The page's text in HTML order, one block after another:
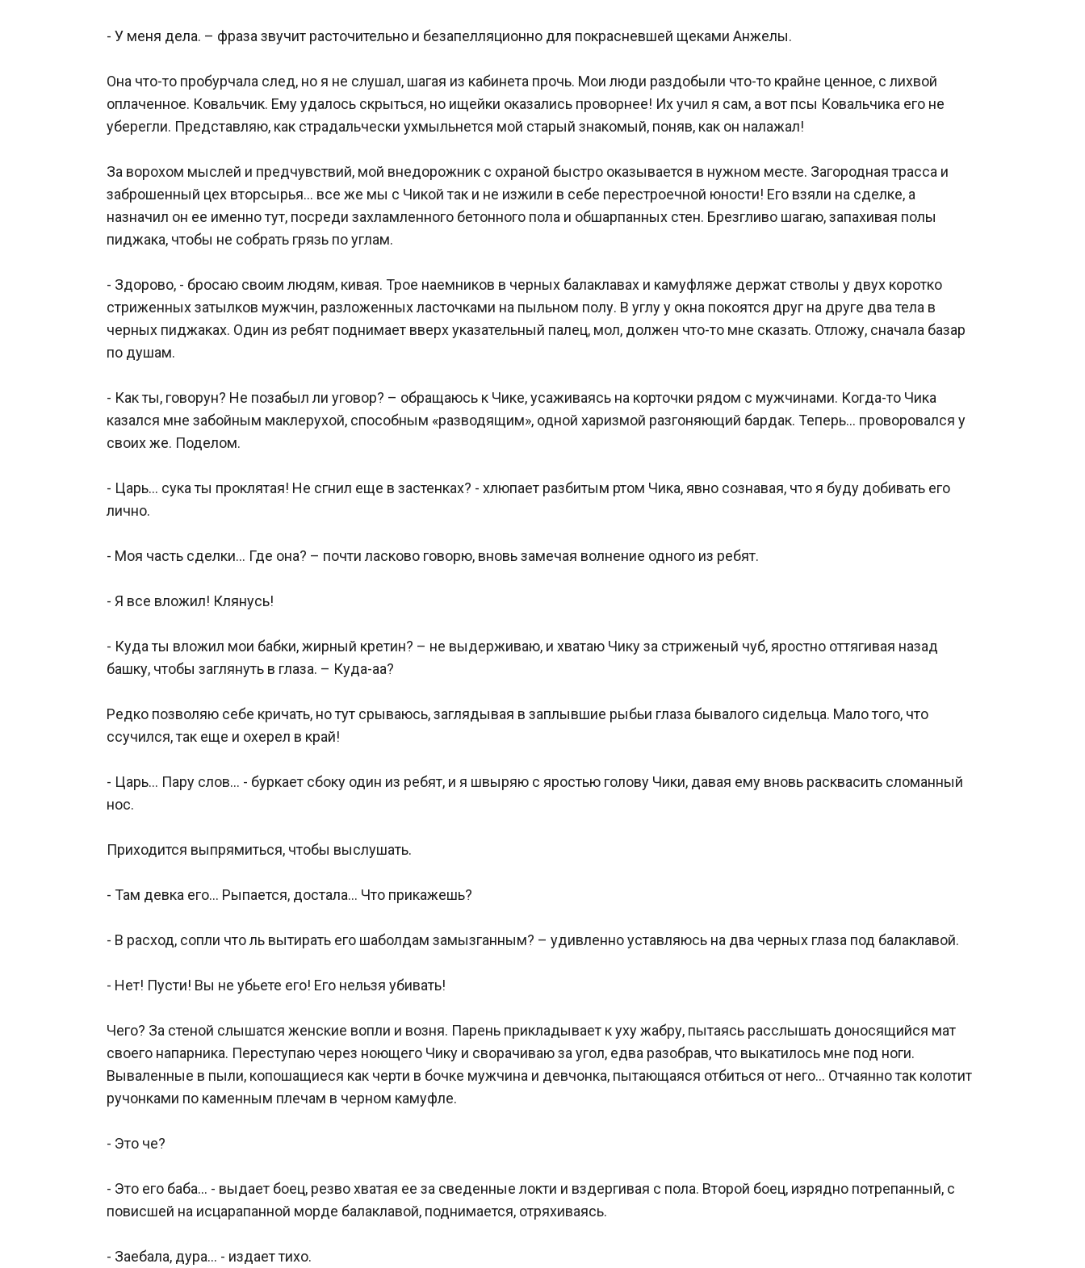
- У меня дела. – фраза звучит расточительно и безапелляционно для покрасневшей щеками Анжелы.
Она что-то пробурчала след, но я не слушал, шагая из кабинета прочь. Мои люди раздобыли что-то крайне ценное, с лихвой
оплаченное. Ковальчик. Ему удалось скрыться, но ищейки оказались проворнее! Их учил я сам, а вот псы Ковальчика его не
уберегли. Представляю, как страдальчески ухмыльнется мой старый знакомый, поняв, как он налажал!
За ворохом мыслей и предчувствий, мой внедорожник с охраной быстро оказывается в нужном месте. Загородная трасса и
заброшенный цех вторсырья… все же мы с Чикой так и не изжили в себе перестроечной юности! Его взяли на сделке, а
назначил он ее именно тут, посреди захламленного бетонного пола и обшарпанных стен. Брезгливо шагаю, запахивая полы
пиджака, чтобы не собрать грязь по углам.
- Здорово, - бросаю своим людям, кивая. Трое наемников в черных балаклавах и камуфляже держат стволы у двух коротко
стриженных затылков мужчин, разложенных ласточками на пыльном полу. В углу у окна покоятся друг на друге два тела в
черных пиджаках. Один из ребят поднимает вверх указательный палец, мол, должен что-то мне сказать. Отложу, сначала базар
по душам.
- Как ты, говорун? Не позабыл ли уговор? – обращаюсь к Чике, усаживаясь на корточки рядом с мужчинами. Когда-то Чика
казался мне забойным маклерухой, способным «разводящим», одной харизмой разгоняющий бардак. Теперь… проворовался у
своих же. Поделом.
- Царь… сука ты проклятая! Не сгнил еще в застенках? - хлюпает разбитым ртом Чика, явно сознавая, что я буду добивать его
лично.
- Моя часть сделки… Где она? – почти ласково говорю, вновь замечая волнение одного из ребят.
- Я все вложил! Клянусь!
- Куда ты вложил мои бабки, жирный кретин? – не выдерживаю, и хватаю Чику за стриженый чуб, яростно оттягивая назад
башку, чтобы заглянуть в глаза. – Куда-аа?
Редко позволяю себе кричать, но тут срываюсь, заглядывая в заплывшие рыбьи глаза бывалого сидельца. Мало того, что
ссучился, так еще и охерел в край!
- Царь… Пару слов… - буркает сбоку один из ребят, и я швыряю с яростью голову Чики, давая ему вновь расквасить сломанный
нос.
Приходится выпрямиться, чтобы выслушать.
- Там девка его… Рыпается, достала… Что прикажешь?
- В расход, сопли что ль вытирать его шаболдам замызганным? – удивленно уставляюсь на два черных глаза под балаклавой.
- Нет! Пусти! Вы не убьете его! Его нельзя убивать!
Чего? За стеной слышатся женские вопли и возня. Парень прикладывает к уху жабру, пытаясь расслышать доносящийся мат
своего напарника. Переступаю через ноющего Чику и сворачиваю за угол, едва разобрав, что выкатилось мне под ноги.
Вываленные в пыли, копошащиеся как черти в бочке мужчина и девчонка, пытающаяся отбиться от него… Отчаянно так колотит
ручонками по каменным плечам в черном камуфле.
- Это че?
- Это его баба… - выдает боец, резво хватая ее за сведенные локти и вздергивая с пола. Второй боец, изрядно потрепанный, с
повисшей на исцарапанной морде балаклавой, поднимается, отряхиваясь.
- Заебала, дура… - издает тихо.